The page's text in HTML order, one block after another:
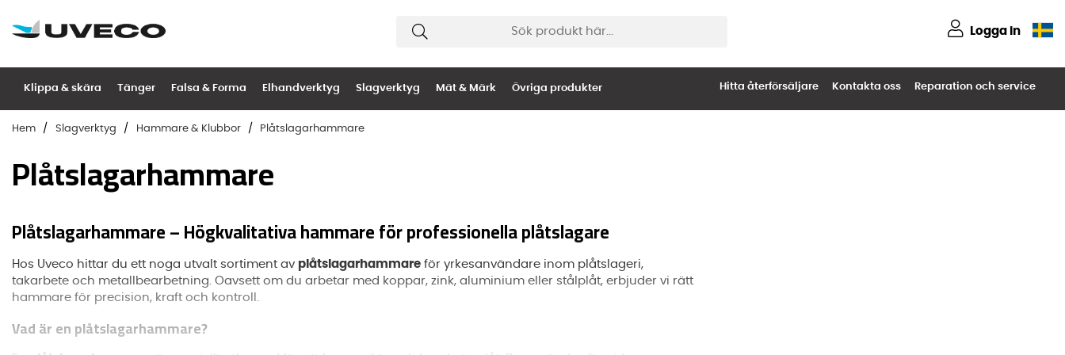
Logga in
Klippa & skära Tänger Falsa & Forma Elhandverktyg Slagverktyg Mät & Märk Övriga produkter Hitta återförsäljare Kontakta oss Reparation och service
Hem Slagverktyg Hammare & Klubbor Plåtslagarhammare
Plåtslagarhammare
Plåtslagarhammare – Högkvalitativa hammare för professionella plåtslagare
Hos Uveco hittar du ett noga utvalt sortiment av plåtslagarhammare för yrkesanvändare inom plåtslageri,
takarbete och metallbearbetning. Oavsett om du arbetar med koppar, zink, aluminium eller stålplåt, erbjuder vi rätt
hammare för precision, kraft och kontroll.
Vad är en plåtslagarhammare?